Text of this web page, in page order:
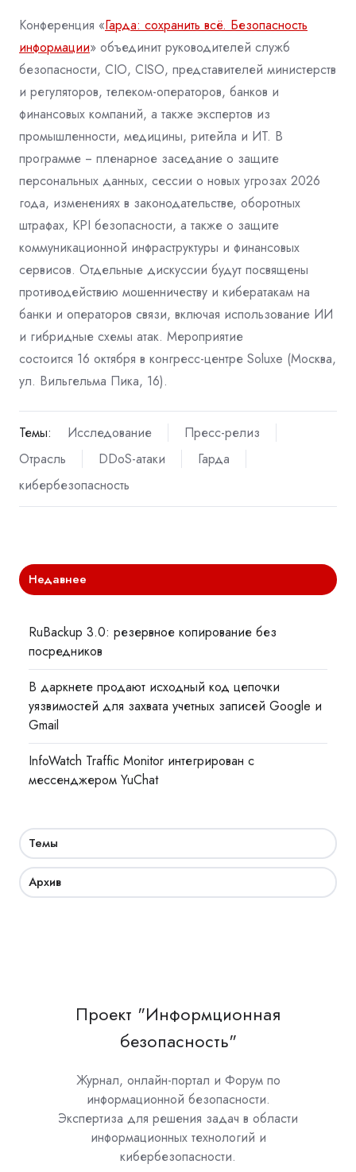
Конференция «Гарда: сохранить всё. Безопасность
информации» объединит руководителей служб
безопасности, CIO, CISO, представителей министерств
и регуляторов, телеком-операторов, банков и
финансовых компаний, а также экспертов из
промышленности, медицины, ритейла и ИТ. В
программе ‒ пленарное заседание о защите
персональных данных, сессии о новых угрозах 2026
года, изменениях в законодательстве, оборотных
штрафах, KPI безопасности, а также о защите
коммуникационной инфраструктуры и финансовых
сервисов. Отдельные дискуссии будут посвящены
противодействию мошенничеству и кибератакам на
банки и операторов связи, включая использование ИИ
и гибридные схемы атак. Мероприятие
состоится 16 октября в конгресс-центре Soluxe (Москва,
ул. Вильгельма Пика, 16).
Темы: Исследование
Пресс-релиз
Отрасль
DDoS-атаки
Гарда
кибербезопасность
Недавнее
RuBackup 3.0: резервное копирование без
посредников
В даркнете продают исходный код цепочки
уязвимостей для захвата учетных записей Google и
Gmail
InfoWatch Traffic Monitor интегрирован с
мессенджером YuChat
Темы
Архив
Проект "Информционная
безопасность"
Журнал, онлайн-портал и Форум по
информационной безопасности.
Экспертиза для решения задач в области
информационных технологий и
кибербезопасности.